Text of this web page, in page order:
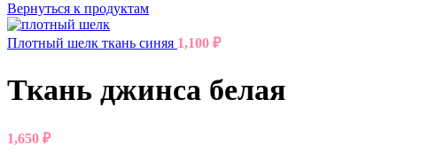
Вернуться к продуктам
Плотный шелк ткань синяя 1,100 ₽
Ткань джинса белая
1,650 ₽